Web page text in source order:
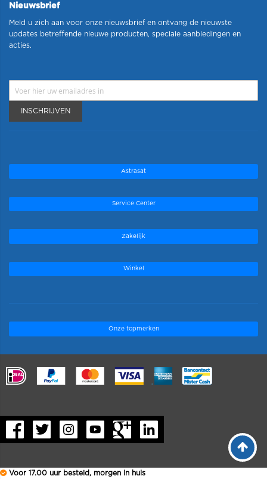
Nieuwsbrief
Meld u zich aan voor onze nieuwsbrief en ontvang de nieuwste
updates betreffende nieuwe producten, speciale aanbiedingen en
acties.
INSCHRIJVEN
Astrasat
Service Center
Zakelijk
Winkel
Onze topmerken
.
Voor 17.00 uur besteld, morgen in huis